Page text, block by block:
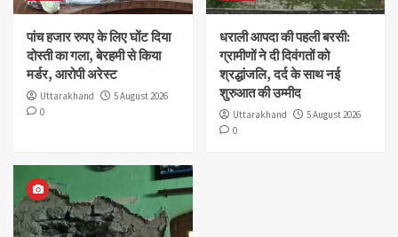
BLOG
एसडीएम ऑफिस कैंपस में भयंकर लैंडस्लाइड, कमरे की दीवार
तोड़ घर के अंदर घुसी चट्टान
पांच हजार रुपए के लिए घोंट दिया
दोस्ती का गला, बेरहमी से किया
मर्डर, आरोपी अरेस्ट
Uttarakhand
5 August 2026
0
धराली आपदा की पहली बरसी:
ग्रामीणों ने दी दिवंगतों को
श्रद्धांजलि, दर्द के साथ नई
शुरुआत की उम्मीद
Uttarakhand
5 August 2026
0